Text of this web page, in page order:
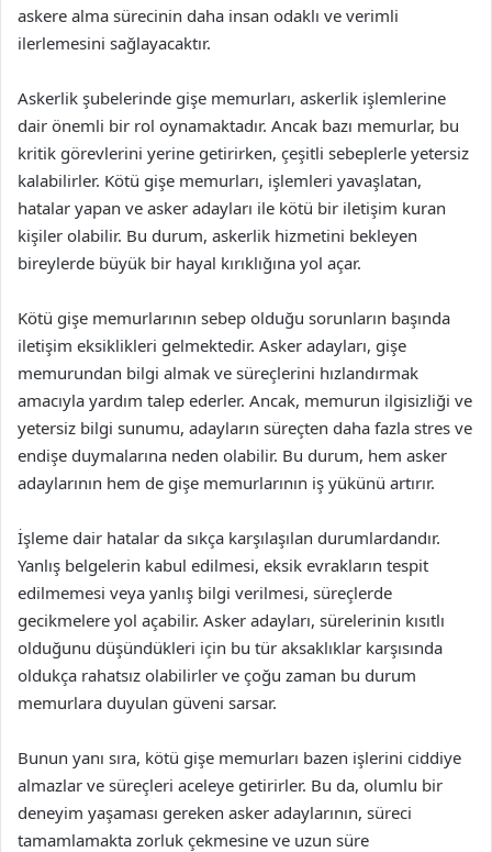
askere alma sürecinin daha insan odaklı ve verimli
ilerlemesini sağlayacaktır.
Askerlik şubelerinde gişe memurları, askerlik işlemlerine
dair önemli bir rol oynamaktadır. Ancak bazı memurlar, bu
kritik görevlerini yerine getirirken, çeşitli sebeplerle yetersiz
kalabilirler. Kötü gişe memurları, işlemleri yavaşlatan,
hatalar yapan ve asker adayları ile kötü bir iletişim kuran
kişiler olabilir. Bu durum, askerlik hizmetini bekleyen
bireylerde büyük bir hayal kırıklığına yol açar.
Kötü gişe memurlarının sebep olduğu sorunların başında
iletişim eksiklikleri gelmektedir. Asker adayları, gişe
memurundan bilgi almak ve süreçlerini hızlandırmak
amacıyla yardım talep ederler. Ancak, memurun ilgisizliği ve
yetersiz bilgi sunumu, adayların süreçten daha fazla stres ve
endişe duymalarına neden olabilir. Bu durum, hem asker
adaylarının hem de gişe memurlarının iş yükünü artırır.
İşleme dair hatalar da sıkça karşılaşılan durumlardandır.
Yanlış belgelerin kabul edilmesi, eksik evrakların tespit
edilmemesi veya yanlış bilgi verilmesi, süreçlerde
gecikmelere yol açabilir. Asker adayları, sürelerinin kısıtlı
olduğunu düşündükleri için bu tür aksaklıklar karşısında
oldukça rahatsız olabilirler ve çoğu zaman bu durum
memurlara duyulan güveni sarsar.
Bunun yanı sıra, kötü gişe memurları bazen işlerini ciddiye
almazlar ve süreçleri aceleye getirirler. Bu da, olumlu bir
deneyim yaşaması gereken asker adaylarının, süreci
tamamlamakta zorluk çekmesine ve uzun süre